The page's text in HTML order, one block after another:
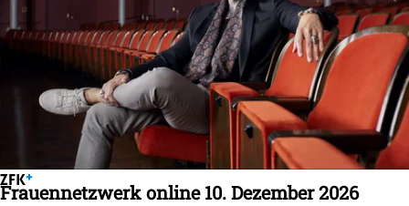
Frauennetzwerk online 10. Dezember 2026